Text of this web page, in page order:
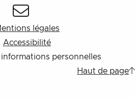
légales
Accessibilité
personnelles
Haut de page